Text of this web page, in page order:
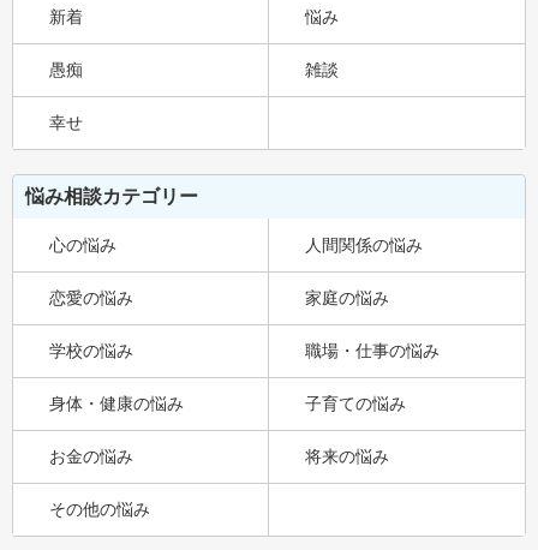
新着 悩み
愚痴 雑談
幸せ
悩み相談カテゴリー
心の悩み 人間関係の悩み
恋愛の悩み 家庭の悩み
学校の悩み 職場・仕事の悩み
身体・健康の悩み 子育ての悩み
お金の悩み 将来の悩み
その他の悩み